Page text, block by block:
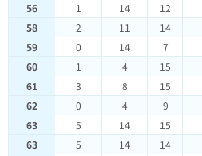
56
1 14 12
58
2 11 14
59
0 14 7
60
1 4 15
61
3 8 15
62
0 4 9
63
5 14 15
63
5 14 14